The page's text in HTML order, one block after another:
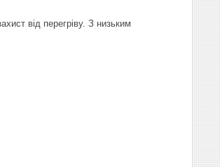
від перегріву. З низьким